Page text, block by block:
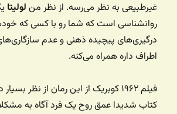
غیرطبیعی به نظر می‌رسه. از نظر من لولیتا
روانشناسی است که شما رو با کسی که
درگیری‌های پیچیده ذهنی و عدم
اطراف داره همراه می‌کنه.
فیلم ۱۹۶۲ کوبریک از این رمان از نظر
کتاب شدیدا عمق روح یک فرد آگاه به